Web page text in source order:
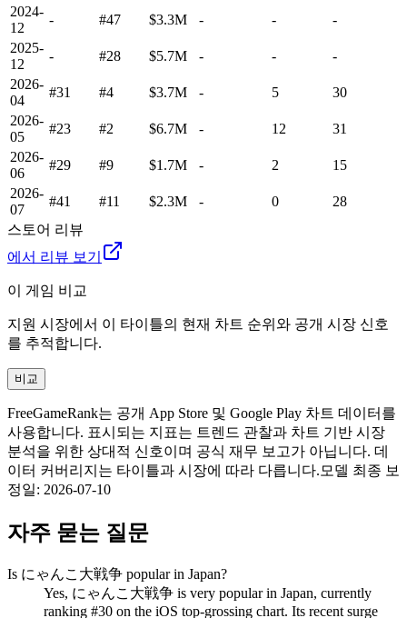
2024-
12
- #47 $3.3M - -
-
2025-
12
- #28 $5.7M - -
-
2026-
04
#31 #4 $3.7M - 5
30
2026-
05
#23 #2 $6.7M - 12
31
2026-
06
#29 #9 $1.7M - 2
15
2026-
07
#41 #11 $2.3M - 0
28
스토어 리뷰
에서 리뷰 보기
이 게임 비교
지원 시장에서 이 타이틀의 현재 차트 순위와 공개 시장 신호
를 추적합니다.
비교
FreeGameRank는 공개 App Store 및 Google Play 차트 데이터를
사용합니다. 표시되는 지표는 트렌드 관찰과 차트 기반 시장
분석을 위한 상대적 신호이며 공식 재무 보고가 아닙니다. 데
이터 커버리지는 타이틀과 시장에 따라 다릅니다. 모델 최종 보
정일: 2026-07-10
자주 묻는 질문
Is にゃんこ大戦争 popular in Japan?
Yes, にゃんこ大戦争 is very popular in Japan, currently
ranking #30 on the iOS top-grossing chart. Its recent surge